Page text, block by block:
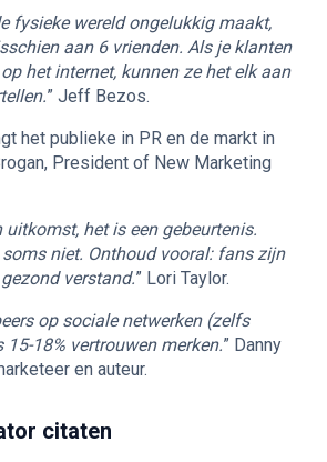
fysieke wereld ongelukkig maakt,
aan 6 vrienden. Als je klanten
het internet, kunnen ze het elk aan
” Jeff Bezos.
het publieke in PR en de markt in
President of New Marketing
uitkomst, het is een gebeurtenis.
niet. Onthoud vooral: fans zijn
verstand.” Lori Taylor.
op sociale netwerken (zelfs
15-18% vertrouwen merken.” Danny
en auteur.
citaten